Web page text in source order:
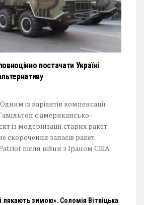
постачати Україні
із варіантів компенсації
є американсько-
із модернізації старих ракет
скорочення запасів ракет-
після війни з Іраном США
лякають зимою». Соломія Вітвіцька